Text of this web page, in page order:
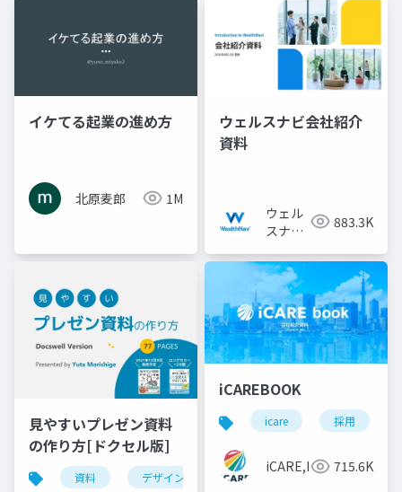
イケてる起業の進め方
北原麦郎 1M
ウェルスナビ会社紹介
資料
ウェル
スナビ
社
883.3K
見やすいプレゼン資料
の作り方[ドクセル版]
資料 デザイン 資料作成 powerpoint
iCAREBOOK
icare 採用
iCARE,Inc 715.6K